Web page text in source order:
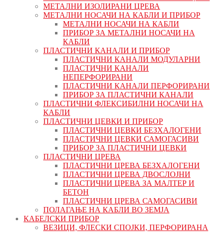
МЕТАЛНИ ИЗОЛИРАНИ ЦРЕВА
МЕТАЛНИ НОСАЧИ НА КАБЛИ И ПРИБОР
МЕТАЛНИ НОСАЧИ НА КАБЛИ
ПРИБОР ЗА МЕТАЛНИ НОСАЧИ НА
КАБЛИ
ПЛАСТИЧНИ КАНАЛИ И ПРИБОР
ПЛАСТИЧНИ КАНАЛИ МОДУЛАРНИ
ПЛАСТИЧНИ КАНАЛИ
НЕПЕРФОРИРАНИ
ПЛАСТИЧНИ КАНАЛИ ПЕРФОРИРАНИ
ПРИБОР ЗА ПЛАСТИЧНИ КАНАЛИ
ПЛАСТИЧНИ ФЛЕКСИБИЛНИ НОСАЧИ НА
КАБЛИ
ПЛАСТИЧНИ ЦЕВКИ И ПРИБОР
ПЛАСТИЧНИ ЦЕВКИ БЕЗХАЛОГЕНИ
ПЛАСТИЧНИ ЦЕВКИ САМОГАСИВИ
ПРИБОР ЗА ПЛАСТИЧНИ ЦЕВКИ
ПЛАСТИЧНИ ЦРЕВА
ПЛАСТИЧНИ ЦРЕВА БЕЗХАЛОГЕНИ
ПЛАСТИЧНИ ЦРЕВА ДВОСЛОЈНИ
ПЛАСТИЧНИ ЦРЕВА ЗА МАЛТЕР И
БЕТОН
ПЛАСТИЧНИ ЦРЕВА САМОГАСИВИ
ПОЛАГАЊЕ НА КАБЛИ ВО ЗЕМЈА
КАБЕЛСКИ ПРИБОР
ВЕЗИЦИ, ФЛЕСКИ СПОЈКИ, ПЕРФОРИРАНА